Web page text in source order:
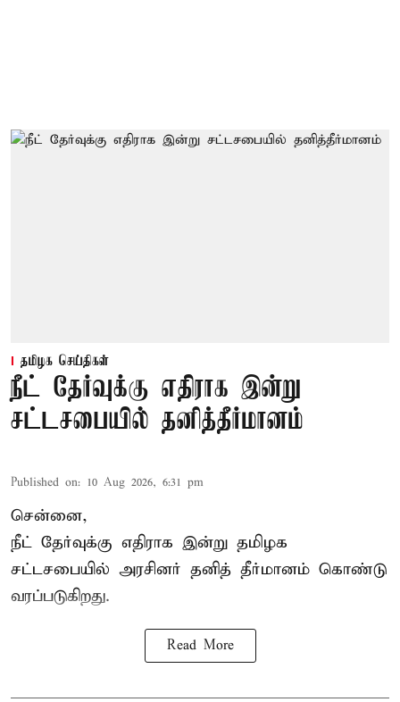
தமிழக செய்திகள்
நீட் தேர்வுக்கு எதிராக இன்று
சட்டசபையில் தனித்தீர்மானம்
Published on: 10 Aug 2026, 6:31 pm
சென்னை,
நீட் தேர்வுக்கு எதிராக இன்று தமிழக
சட்டசபையில் அரசினர் தனித் தீர்மானம் கொண்டு
வரப்படுகிறது.
Read More